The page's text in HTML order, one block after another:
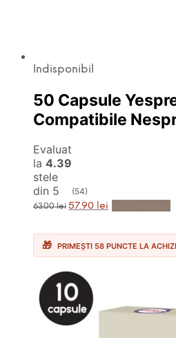
Indisponibil
50 Capsule
Compatibile
Evaluat
la 4.39
stele
din 5
(54)
63.00lei Prețul
inițial
fost:
63.00 lei.
57.90 lei Prețul
curent
57.90 lei.
PRIMEȘTI 58 PUNCTE LA